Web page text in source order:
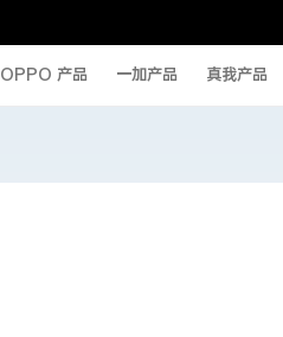
OPPO 产品 一加产品 真我产品